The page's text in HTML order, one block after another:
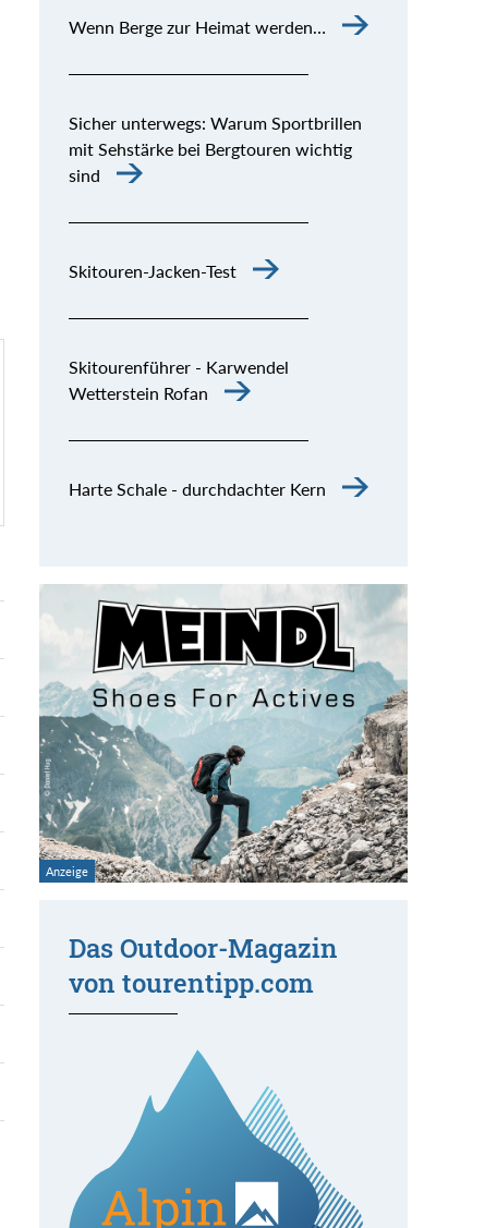
Wenn Berge zur Heimat werden…
Sicher unterwegs: Warum Sportbrillen
mit Sehstärke bei Bergtouren wichtig
sind
Skitouren-Jacken-Test
Skitourenführer - Karwendel
Wetterstein Rofan
Harte Schale - durchdachter Kern
Das Outdoor-Magazin
von tourentipp.com